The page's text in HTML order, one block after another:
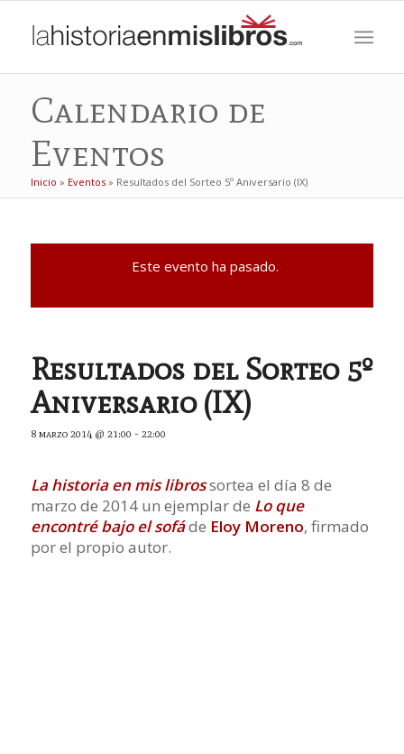
Calendario de
Eventos
Inicio » Eventos» Resultados del Sorteo 5º Aniversario (IX)
Este evento ha pasado.
Resultados del Sorteo 5º
Aniversario (IX)
8 marzo 2014 @ 21:00 - 22:00
La historia en mis librossortea el día 8 de
marzo de 2014 un ejemplar de Lo que
encontré bajo el sofáde Eloy Moreno, firmado
por el propio autor.